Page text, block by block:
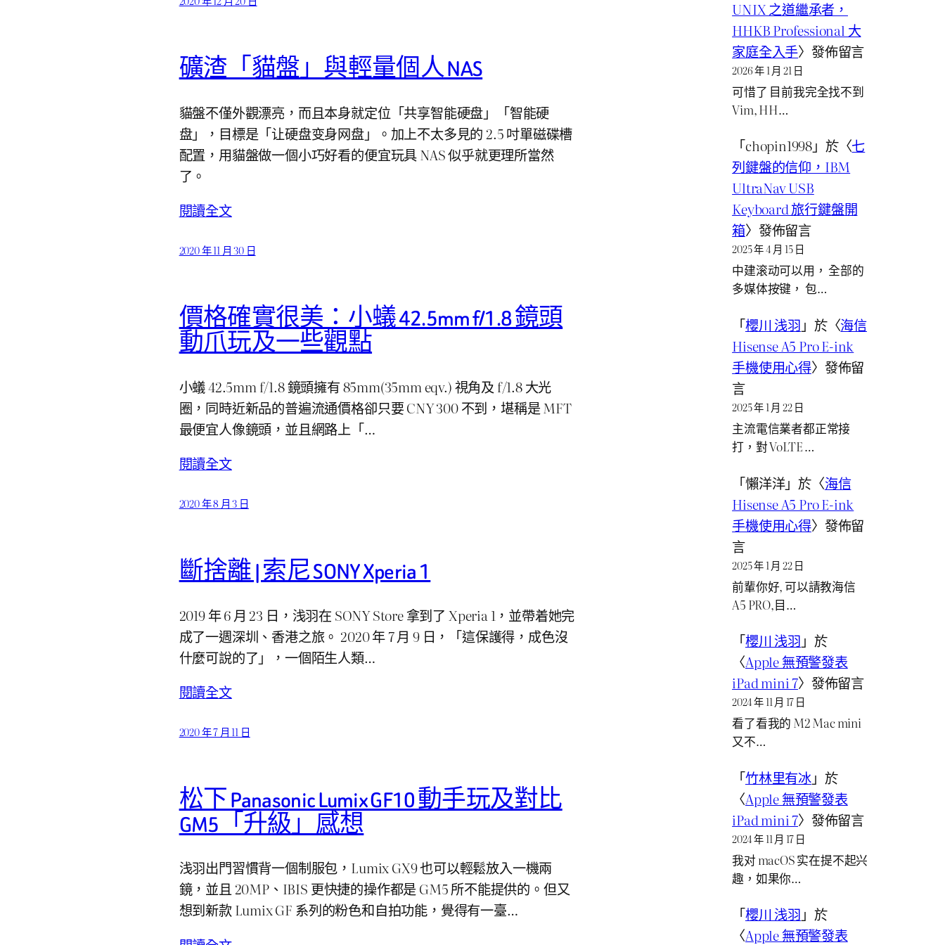
礦渣「貓盤」與輕量個人 NAS
貓盤不僅外觀漂亮，而且本身就定位「共享智能硬盘」「智能硬
盘」，目標是「让硬盘变身网盘」。加上不太多見的 2.5 吋單磁碟槽
配置，用貓盤做一個小巧好看的便宜玩具 NAS 似乎就更理所當然
了。
閱讀全文
2020 年 11 月 30 日
價格確實很美：小蟻 42.5mm f/1.8 鏡頭
動爪玩及一些觀點
小蟻 42.5mm f/1.8 鏡頭擁有 85mm(35mm eqv.) 視角及 f/1.8 大光
圈，同時近新品的普遍流通價格卻只要 CNY 300 不到，堪稱是 MFT
最便宜人像鏡頭，並且網路上「…
閱讀全文
2020 年 8 月 3 日
斷捨離 | 索尼 SONY Xperia 1
2019 年 6 月 23 日，浅羽在 SONY Store 拿到了 Xperia 1，並帶着她完
成了一週深圳、香港之旅。 2020 年 7 月 9 日，「這保護得，成色沒
什麼可說的了」，一個陌生人類…
閱讀全文
2020 年 7 月 11 日
松下 Panasonic Lumix GF10 動手玩及對比
GM5「升級」感想
浅羽出門習慣背一個制服包，Lumix GX9 也可以輕鬆放入一機兩
鏡，並且 20MP、IBIS 更快捷的操作都是 GM5 所不能提供的。但又
想到新款 Lumix GF 系列的粉色和自拍功能，覺得有一臺…
UNIX 之道繼承者，
HHKB Professional 大
家庭全入手〉發佈留言
2026 年 1 月 21 日
可惜了 目前我完全找不到
Vim, HH…
「chopin1998」於〈七
列鍵盤的信仰，IBM
UltraNav USB
Keyboard 旅行鍵盤開
箱〉發佈留言
2025 年 4 月 15 日
中建滚动可以用， 全部的
多媒体按键， 包…
「櫻川 浅羽 」於〈海信
Hisense A5 Pro E-ink
手機使用心得〉發佈留
言
2025 年 1 月 22 日
主流電信業者都正常接
打，對 VoLTE …
「懶洋洋」於〈海信
Hisense A5 Pro E-ink
手機使用心得〉發佈留
言
2025 年 1 月 22 日
前輩你好, 可以請教海信
A5 PRO,目…
「櫻川 浅羽 」於
〈Apple 無預警發表
iPad mini 7〉發佈留言
2024 年 11 月 17 日
看了看我的 M2 Mac mini
又不…
「竹林里有冰」於
〈Apple 無預警發表
iPad mini 7〉發佈留言
2024 年 11 月 17 日
我对 macOS 实在提不起兴
趣，如果你…
「櫻川 浅羽 」於
〈Apple 無預警發表